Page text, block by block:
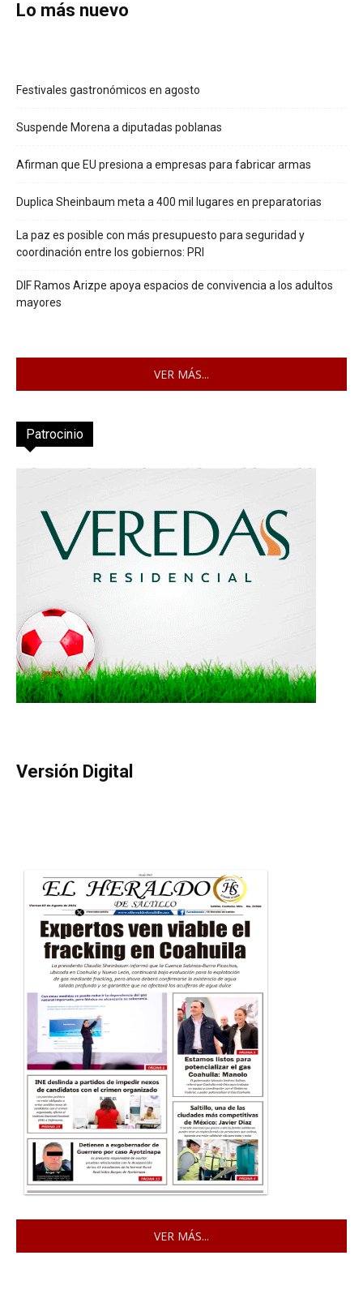
Lo más nuevo
Festivales gastronómicos en agosto
Suspende Morena a diputadas poblanas
Afirman que EU presiona a empresas para fabricar armas
Duplica Sheinbaum meta a 400 mil lugares en preparatorias
La paz es posible con más presupuesto para seguridad y
coordinación entre los gobiernos: PRI
DIF Ramos Arizpe apoya espacios de convivencia a los adultos
mayores
VER MÁS...
Patrocinio
Versión Digital
VER MÁS...